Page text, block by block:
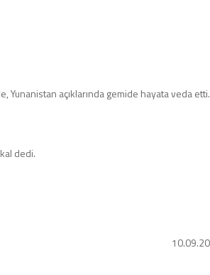
Yunanistan açıklarında gemide hayata veda etti.
dedi.